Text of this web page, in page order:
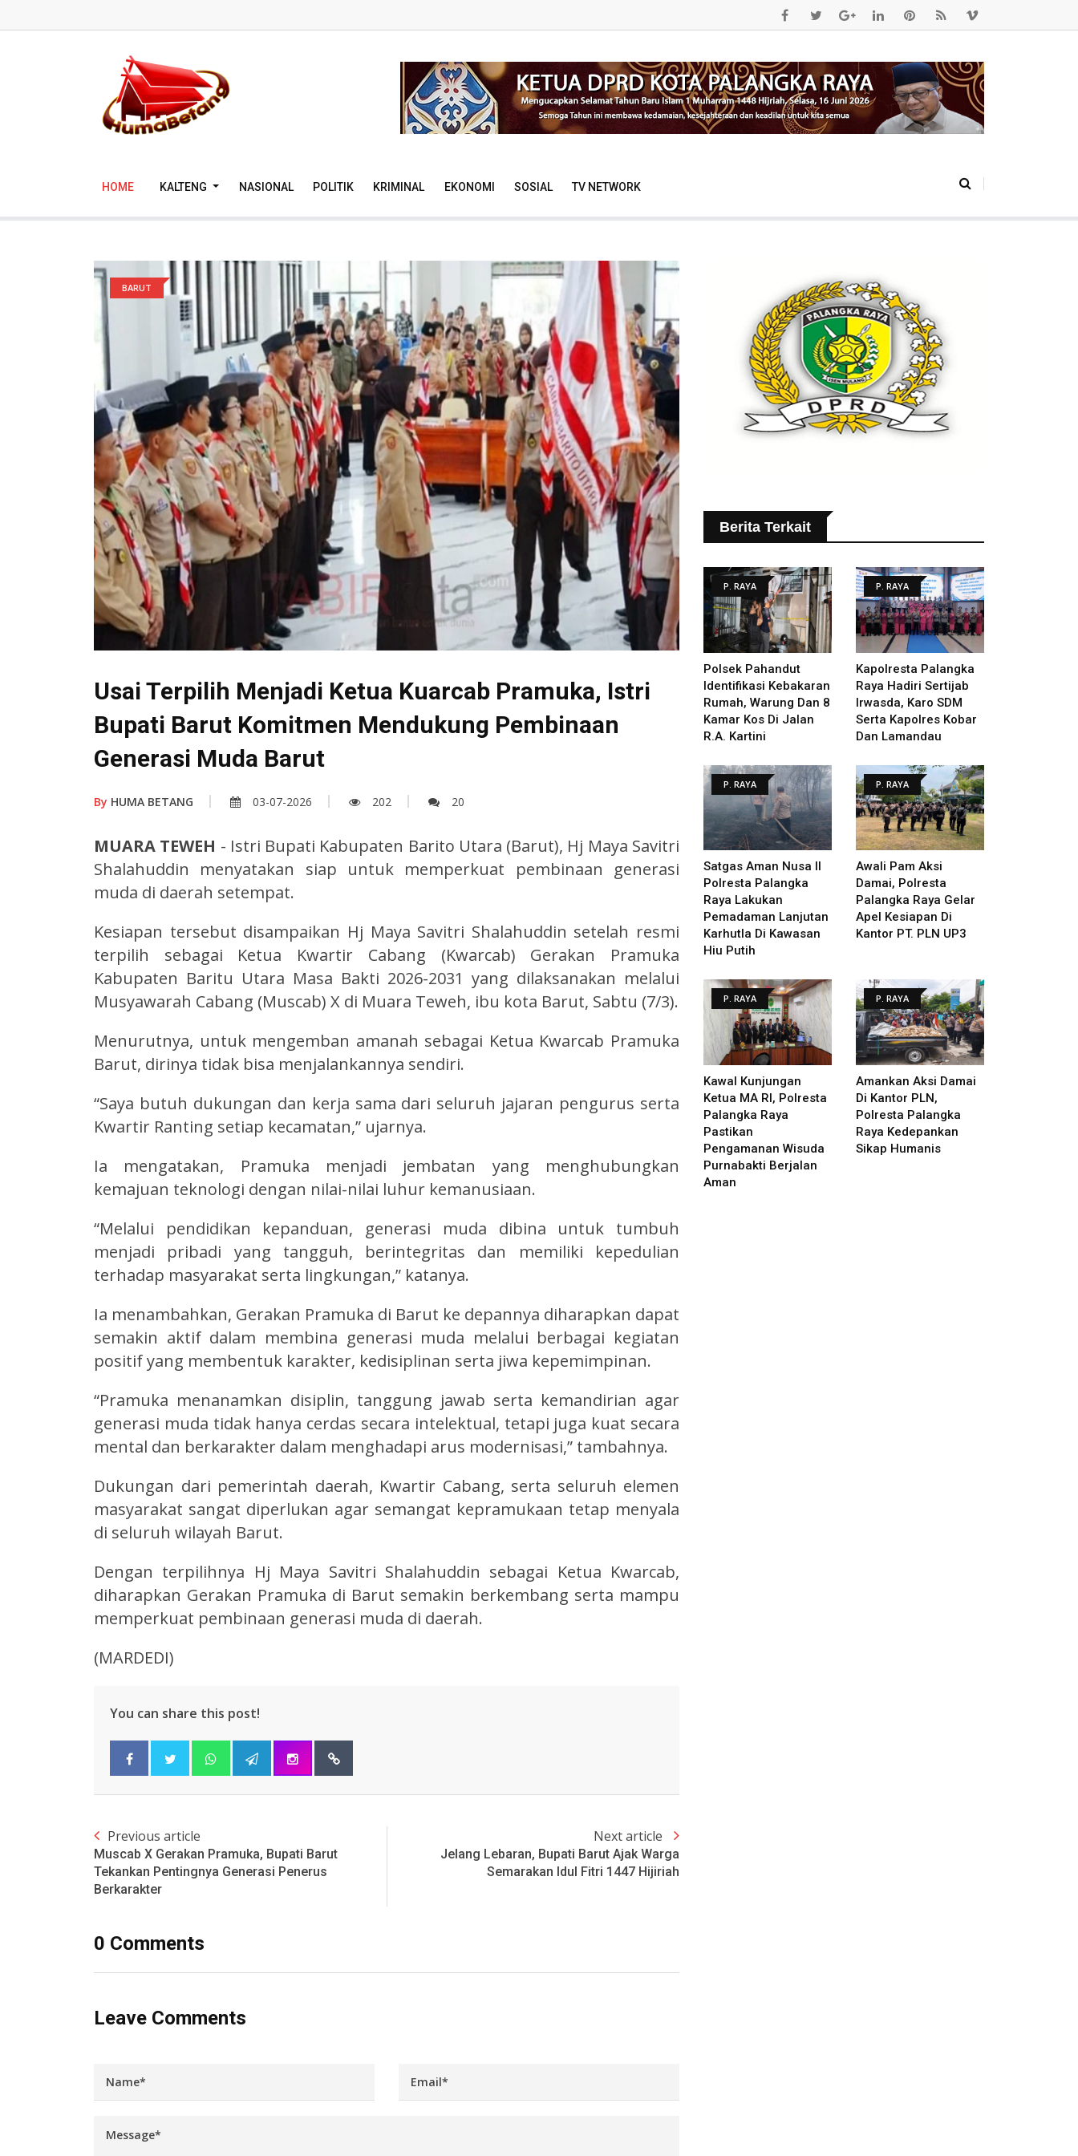
HOME KALTENG NASIONAL POLITIK KRIMINAL EKONOMI SOSIAL TV NETWORK
BARUT
Usai Terpilih Menjadi Ketua Kuarcab Pramuka, Istri
Bupati Barut Komitmen Mendukung Pembinaan
Generasi Muda Barut
By HUMA BETANG 03-07-2026 202 20
MUARA TEWEH - Istri Bupati Kabupaten Barito Utara (Barut), Hj Maya Savitri
Shalahuddin menyatakan siap untuk memperkuat pembinaan generasi
muda di daerah setempat.
Kesiapan tersebut disampaikan Hj Maya Savitri Shalahuddin setelah resmi
terpilih sebagai Ketua Kwartir Cabang (Kwarcab) Gerakan Pramuka
Kabupaten Baritu Utara Masa Bakti 2026-2031 yang dilaksanakan melalui
Musyawarah Cabang (Muscab) X di Muara Teweh, ibu kota Barut, Sabtu (7/3).
Menurutnya, untuk mengemban amanah sebagai Ketua Kwarcab Pramuka
Barut, dirinya tidak bisa menjalankannya sendiri.
“Saya butuh dukungan dan kerja sama dari seluruh jajaran pengurus serta
Kwartir Ranting setiap kecamatan,” ujarnya.
Ia mengatakan, Pramuka menjadi jembatan yang menghubungkan
kemajuan teknologi dengan nilai-nilai luhur kemanusiaan.
“Melalui pendidikan kepanduan, generasi muda dibina untuk tumbuh
menjadi pribadi yang tangguh, berintegritas dan memiliki kepedulian
terhadap masyarakat serta lingkungan,” katanya.
Ia menambahkan, Gerakan Pramuka di Barut ke depannya diharapkan dapat
semakin aktif dalam membina generasi muda melalui berbagai kegiatan
positif yang membentuk karakter, kedisiplinan serta jiwa kepemimpinan.
“Pramuka menanamkan disiplin, tanggung jawab serta kemandirian agar
generasi muda tidak hanya cerdas secara intelektual, tetapi juga kuat secara
mental dan berkarakter dalam menghadapi arus modernisasi,” tambahnya.
Dukungan dari pemerintah daerah, Kwartir Cabang, serta seluruh elemen
masyarakat sangat diperlukan agar semangat kepramukaan tetap menyala
di seluruh wilayah Barut.
Dengan terpilihnya Hj Maya Savitri Shalahuddin sebagai Ketua Kwarcab,
diharapkan Gerakan Pramuka di Barut semakin berkembang serta mampu
memperkuat pembinaan generasi muda di daerah.
(MARDEDI)
You can share this post!
Previous article
Muscab X Gerakan Pramuka, Bupati Barut
Tekankan Pentingnya Generasi Penerus
Berkarakter
Next article
Jelang Lebaran, Bupati Barut Ajak Warga
Semarakan Idul Fitri 1447 Hijiriah
0 Comments
Leave Comments
Berita Terkait
P. RAYA
Polsek Pahandut
Identifikasi Kebakaran
Rumah, Warung Dan 8
Kamar Kos Di Jalan
R.A. Kartini
P. RAYA
Kapolresta Palangka
Raya Hadiri Sertijab
Irwasda, Karo SDM
Serta Kapolres Kobar
Dan Lamandau
P. RAYA
Satgas Aman Nusa II
Polresta Palangka
Raya Lakukan
Pemadaman Lanjutan
Karhutla Di Kawasan
Hiu Putih
P. RAYA
Awali Pam Aksi
Damai, Polresta
Palangka Raya Gelar
Apel Kesiapan Di
Kantor PT. PLN UP3
P. RAYA
Kawal Kunjungan
Ketua MA RI, Polresta
Palangka Raya
Pastikan
Pengamanan Wisuda
Purnabakti Berjalan
Aman
P. RAYA
Amankan Aksi Damai
Di Kantor PLN,
Polresta Palangka
Raya Kedepankan
Sikap Humanis